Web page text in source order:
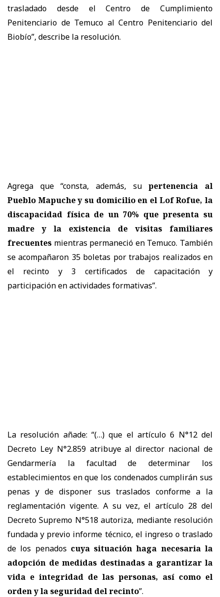
trasladado desde el Centro de Cumplimiento
Penitenciario de Temuco al Centro Penitenciario del
Biobío”, describe la resolución.
Agrega que “consta, además, supertenencia al
Pueblo Mapuche y su domicilio en el Lof Rofue, la
discapacidad física de un 70% que presenta su
madre y la existencia de visitas familiares
frecuentes mientras permaneció en Temuco. También
se acompañaron 35 boletas por trabajos realizados en
el recinto y 3 certificados de capacitación y
participación en actividades formativas”.
La resolución añade: “(…) que el artículo 6 N°12 del
Decreto Ley N°2.859 atribuye al director nacional de
Gendarmería la facultad de determinar los
establecimientos en que los condenados cumplirán sus
penas y de disponer sus traslados conforme a la
reglamentación vigente. A su vez, el artículo 28 del
Decreto Supremo N°518 autoriza, mediante resolución
fundada y previo informe técnico, el ingreso o traslado
de los penados cuya situación haga necesaria la
adopción de medidas destinadas a garantizar la
vida e integridad de las personas, así como el
orden y la seguridad del recinto”.